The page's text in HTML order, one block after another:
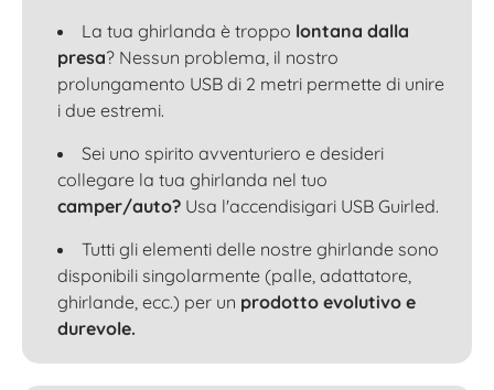
La tua ghirlanda è troppo lontana dalla
presa? Nessun problema, il nostro
prolungamento USB di 2 metri permette di unire
i due estremi.
Sei uno spirito avventuriero e desideri
collegare la tua ghirlanda nel tuo
camper/auto? Usa l'accendisigari USB Guirled.
Tutti gli elementi delle nostre ghirlande sono
disponibili singolarmente (palle, adattatore,
ghirlande, ecc.) per un prodotto evolutivo e
durevole.